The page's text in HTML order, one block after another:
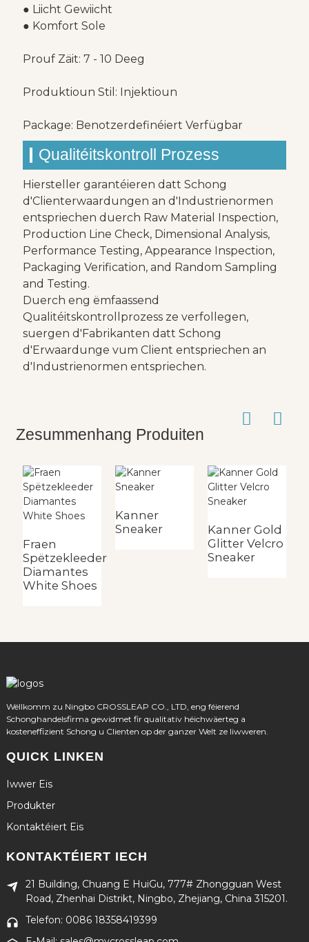
● Liicht Gewiicht
● Komfort Sole
Prouf Zäit: 7 - 10 Deeg
Produktioun Stil: Injektioun
Package: Benotzerdefinéiert Verfügbar
Qualitéitskontroll Prozess
Hiersteller garantéieren datt Schong
d'Clienterwaardungen an d'Industrienormen
entspriechen duerch Raw Material Inspection,
Production Line Check, Dimensional Analysis,
Performance Testing, Appearance Inspection,
Packaging Verification, and Random Sampling
and Testing.
Duerch eng ëmfaassend
Qualitéitskontrollprozess ze verfollegen,
suergen d'Fabrikanten datt Schong
d'Erwaardunge vum Client entspriechen an
d'Industrienormen entspriechen.
Zesummenhang Produiten
Fraen
Spëtzekleeder
Diamantes
White Shoes
Kanner
Sneaker
Kanner Gold
Glitter Velcro
Sneaker
Wëllkomm zu Ningbo CROSSLEAP CO., LTD, eng féierend
Schonghandelsfirma gewidmet fir qualitativ héichwäerteg a
kosteneffizient Schong u Clienten op der ganzer Welt ze liwweren.
QUICK LINKEN
Iwwer Eis
Produkter
Kontaktéiert Eis
KONTAKTÉIERT IECH
21 Building, Chuang E HuiGu, 777# Zhongguan West
Road, Zhenhai Distrikt, Ningbo, Zhejiang, China 315201.
Telefon: 0086 18358419399